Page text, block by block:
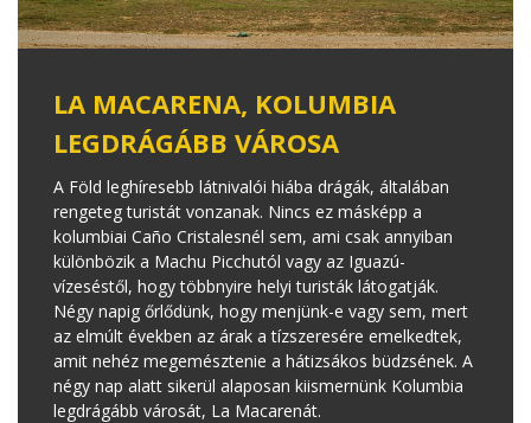
LA MACARENA, KOLUMBIA
LEGDRÁGÁBB VÁROSA
A Föld leghíresebb látnivalói hiába drágák, általában
rengeteg turistát vonzanak. Nincs ez másképp a
kolumbiai Caño Cristalesnél sem, ami csak annyiban
különbözik a Machu Picchutól vagy az Iguazú-
vízeséstől, hogy többnyire helyi turisták látogatják.
Négy napig őrlődünk, hogy menjünk-e vagy sem, mert
az elmúlt években az árak a tízszeresére emelkedtek,
amit nehéz megemésztenie a hátizsákos büdzsének. A
négy nap alatt sikerül alaposan kiismernünk Kolumbia
legdrágább városát, La Macarenát.